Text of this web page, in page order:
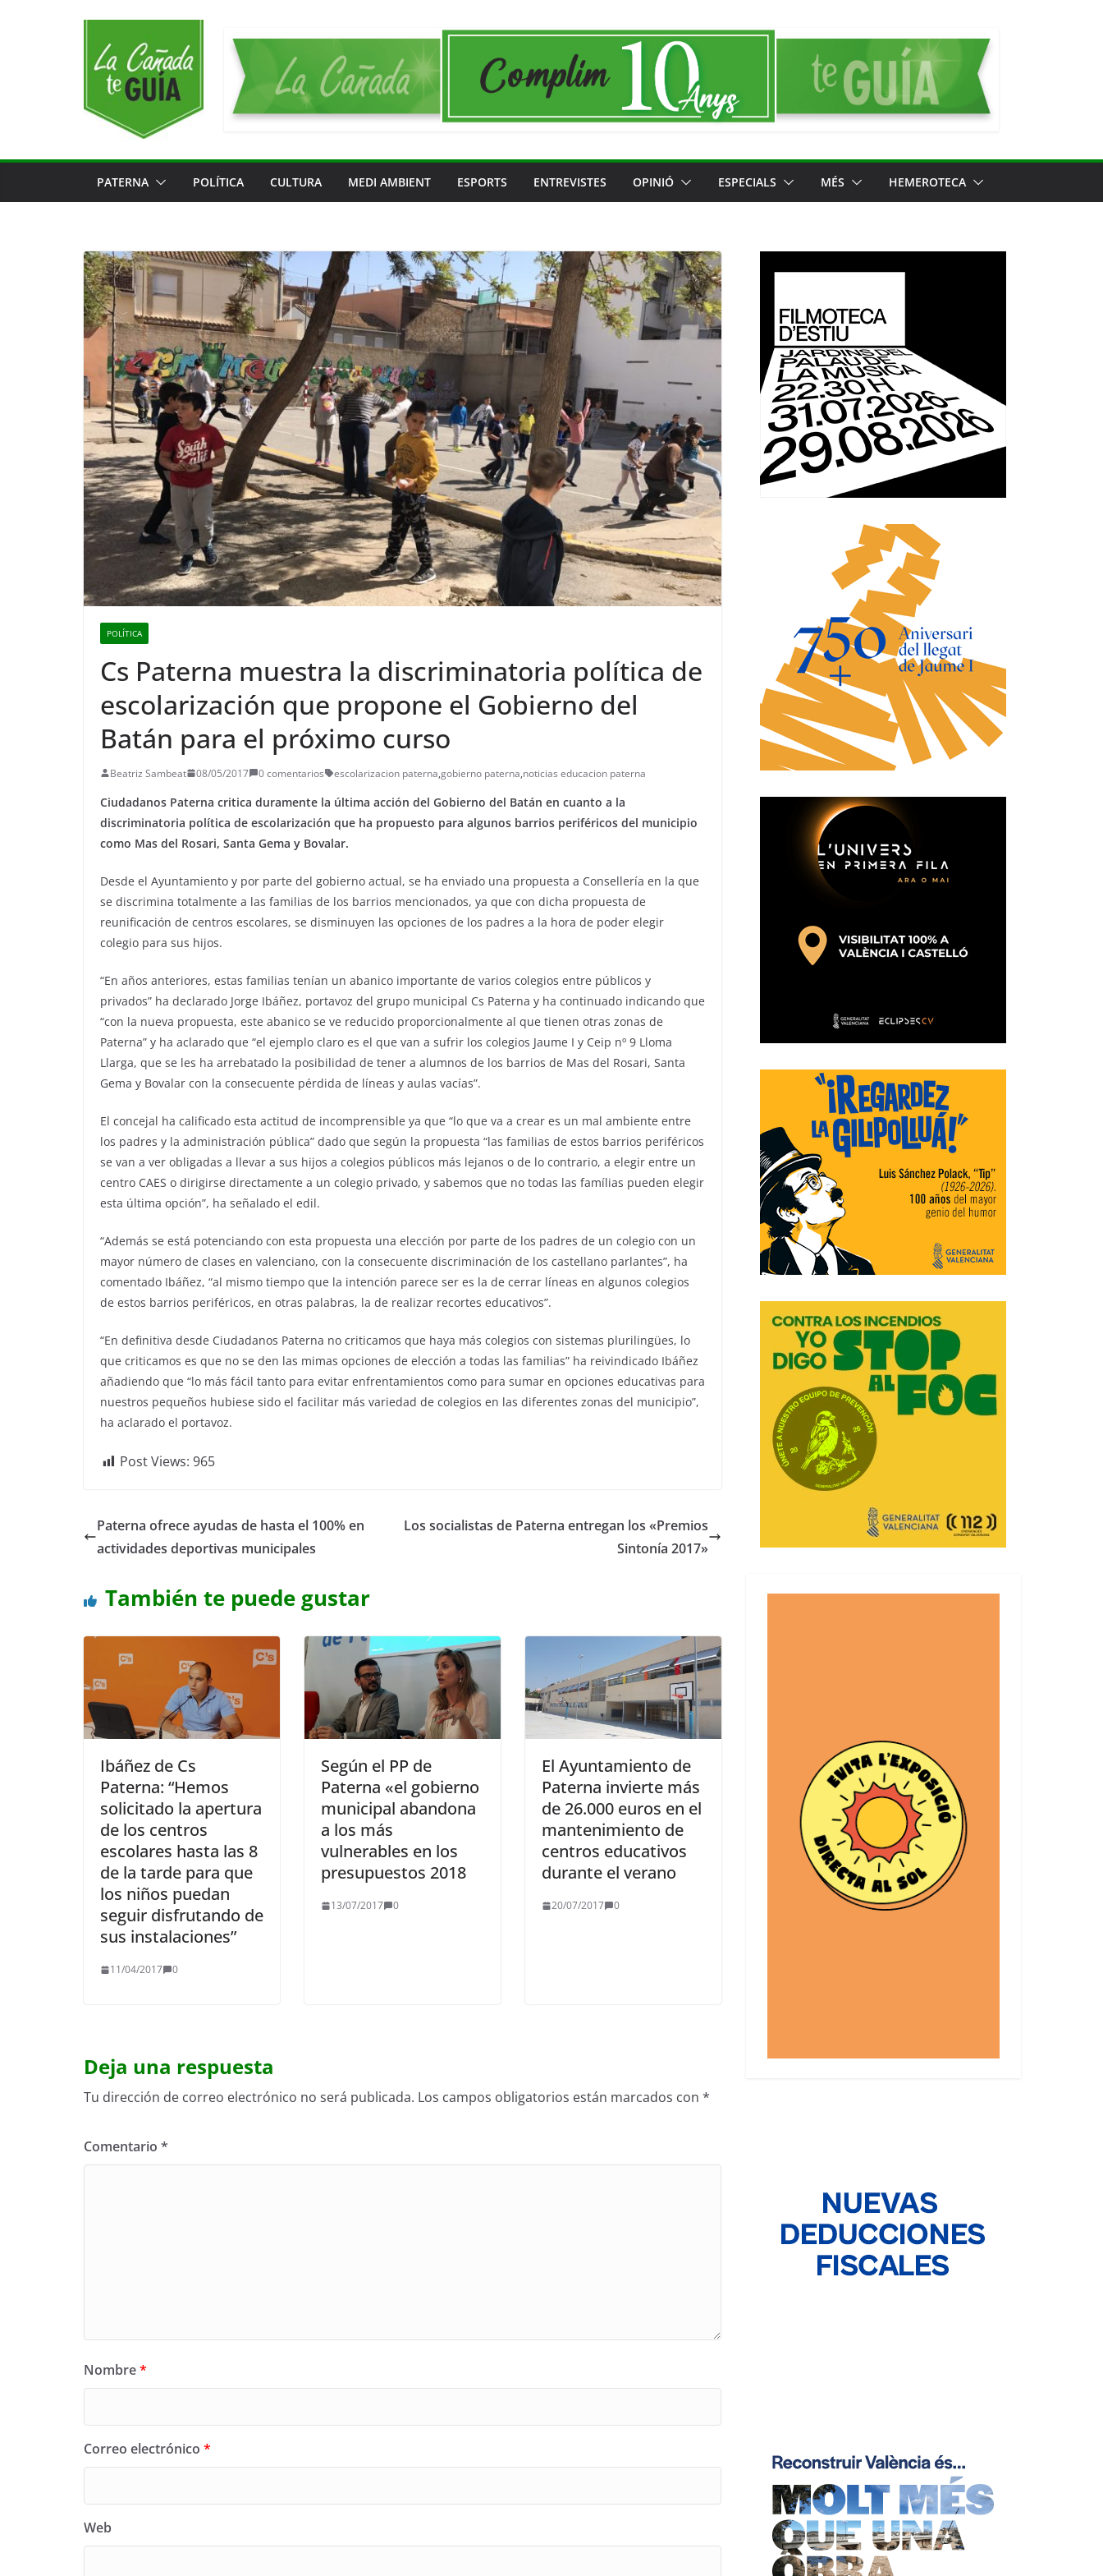
PATERNA POLÍTICA CULTURA MEDI AMBIENT ESPORTS ENTREVISTES OPINIÓ ESPECIALS MÉS HEMEROTECA
POLÍTICA
Cs Paterna muestra la discriminatoria política de
escolarización que propone el Gobierno del
Batán para el próximo curso
Beatriz Sambeat 08/05/2017 0 comentarios escolarizacion paterna,gobierno paterna,noticias educacion paterna
Ciudadanos Paterna critica duramente la última acción del Gobierno del Batán en cuanto a la
discriminatoria política de escolarización que ha propuesto para algunos barrios periféricos del municipio
como Mas del Rosari, Santa Gema y Bovalar.
Desde el Ayuntamiento y por parte del gobierno actual, se ha enviado una propuesta a Consellería en la que
se discrimina totalmente a las familias de los barrios mencionados, ya que con dicha propuesta de
reunificación de centros escolares, se disminuyen las opciones de los padres a la hora de poder elegir
colegio para sus hijos.
“En años anteriores, estas familias tenían un abanico importante de varios colegios entre públicos y
privados” ha declarado Jorge Ibáñez, portavoz del grupo municipal Cs Paterna y ha continuado indicando que
“con la nueva propuesta, este abanico se ve reducido proporcionalmente al que tienen otras zonas de
Paterna” y ha aclarado que “el ejemplo claro es el que van a sufrir los colegios Jaume I y Ceip nº 9 Lloma
Llarga, que se les ha arrebatado la posibilidad de tener a alumnos de los barrios de Mas del Rosari, Santa
Gema y Bovalar con la consecuente pérdida de líneas y aulas vacías”.
El concejal ha calificado esta actitud de incomprensible ya que “lo que va a crear es un mal ambiente entre
los padres y la administración pública” dado que según la propuesta “las familias de estos barrios periféricos
se van a ver obligadas a llevar a sus hijos a colegios públicos más lejanos o de lo contrario, a elegir entre un
centro CAES o dirigirse directamente a un colegio privado, y sabemos que no todas las famílias pueden elegir
esta última opción”, ha señalado el edil.
“Además se está potenciando con esta propuesta una elección por parte de los padres de un colegio con un
mayor número de clases en valenciano, con la consecuente discriminación de los castellano parlantes”, ha
comentado Ibáñez, “al mismo tiempo que la intención parece ser es la de cerrar líneas en algunos colegios
de estos barrios periféricos, en otras palabras, la de realizar recortes educativos”.
“En definitiva desde Ciudadanos Paterna no criticamos que haya más colegios con sistemas plurilingües, lo
que criticamos es que no se den las mimas opciones de elección a todas las familias” ha reivindicado Ibáñez
añadiendo que “lo más fácil tanto para evitar enfrentamientos como para sumar en opciones educativas para
nuestros pequeños hubiese sido el facilitar más variedad de colegios en las diferentes zonas del municipio”,
ha aclarado el portavoz.
Post Views: 965
Paterna ofrece ayudas de hasta el 100% en
actividades deportivas municipales
Los socialistas de Paterna entregan los «Premios
Sintonía 2017»
También te puede gustar
Ibáñez de Cs
Paterna: “Hemos
solicitado la apertura
de los centros
escolares hasta las 8
de la tarde para que
los niños puedan
seguir disfrutando de
sus instalaciones”
11/04/2017 0
Según el PP de
Paterna «el gobierno
municipal abandona
a los más
vulnerables en los
presupuestos 2018
13/07/2017 0
El Ayuntamiento de
Paterna invierte más
de 26.000 euros en el
mantenimiento de
centros educativos
durante el verano
20/07/2017 0
Deja una respuesta
Tu dirección de correo electrónico no será publicada. Los campos obligatorios están marcados con *
Comentario *
Nombre*
Correo electrónico *
Web